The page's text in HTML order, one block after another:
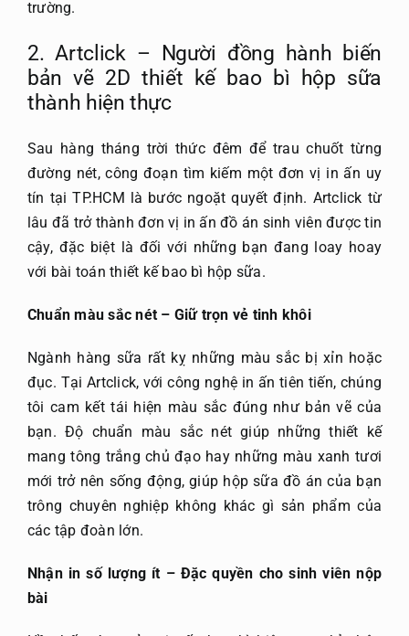
trường.
2. Artclick – Người đồng hành biến
bản vẽ 2D thiết kế bao bì hộp sữa
thành hiện thực
Sau hàng tháng trời thức đêm để trau chuốt từng
đường nét, công đoạn tìm kiếm một đơn vị in ấn uy
tín tại TP.HCM là bước ngoặt quyết định. Artclick từ
lâu đã trở thành đơn vị in ấn đồ án sinh viên được tin
cậy, đặc biệt là đối với những bạn đang loay hoay
với bài toán thiết kế bao bì hộp sữa.
Chuẩn màu sắc nét – Giữ trọn vẻ tinh khôi
Ngành hàng sữa rất kỵ những màu sắc bị xỉn hoặc
đục. Tại Artclick, với công nghệ in ấn tiên tiến, chúng
tôi cam kết tái hiện màu sắc đúng như bản vẽ của
bạn. Độ chuẩn màu sắc nét giúp những thiết kế
mang tông trắng chủ đạo hay những màu xanh tươi
mới trở nên sống động, giúp hộp sữa đồ án của bạn
trông chuyên nghiệp không khác gì sản phẩm của
các tập đoàn lớn.
Nhận in số lượng ít – Đặc quyền cho sinh viên nộp
bài